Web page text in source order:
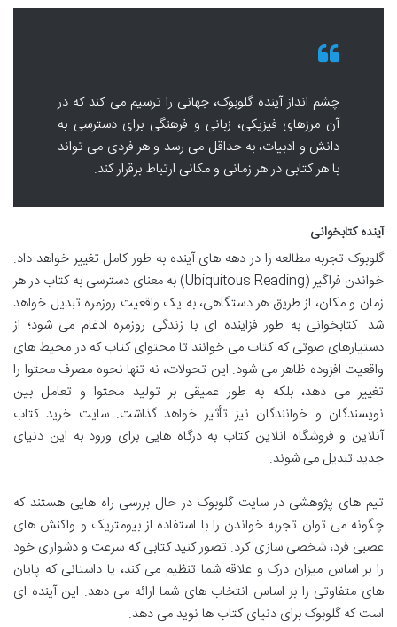
چشم انداز آینده گلوبوک، جهانی را ترسیم می کند که در
آن مرزهای فیزیکی، زبانی و فرهنگی برای دسترسی به
دانش و ادبیات، به حداقل می رسد و هر فردی می تواند
با هر کتابی در هر زمانی و مکانی ارتباط برقرار کند.
آینده کتابخوانی
گلوبوک تجربه مطالعه را در دهه های آینده به طور کامل تغییر خواهد داد.
خواندن فراگیر (Ubiquitous Reading) به معنای دسترسی به کتاب در هر
زمان و مکان، از طریق هر دستگاهی، به یک واقعیت روزمره تبدیل خواهد
شد. کتابخوانی به طور فزاینده ای با زندگی روزمره ادغام می شود؛ از
دستیارهای صوتی که کتاب می خوانند تا محتوای کتاب که در محیط های
واقعیت افزوده ظاهر می شود. این تحولات، نه تنها نحوه مصرف محتوا را
تغییر می دهد، بلکه به طور عمیقی بر تولید محتوا و تعامل بین
نویسندگان و خوانندگان نیز تأثیر خواهد گذاشت. سایت خرید کتاب
آنلاین و فروشگاه انلاین کتاب به درگاه هایی برای ورود به این دنیای
جدید تبدیل می شوند.
تیم های پژوهشی در سایت گلوبوک در حال بررسی راه هایی هستند که
چگونه می توان تجربه خواندن را با استفاده از بیومتریک و واکنش های
عصبی فرد، شخصی سازی کرد. تصور کنید کتابی که سرعت و دشواری خود
را بر اساس میزان درک و علاقه شما تنظیم می کند، یا داستانی که پایان
های متفاوتی را بر اساس انتخاب های شما ارائه می دهد. این آینده ای
است که گلوبوک برای دنیای کتاب ها نوید می دهد.